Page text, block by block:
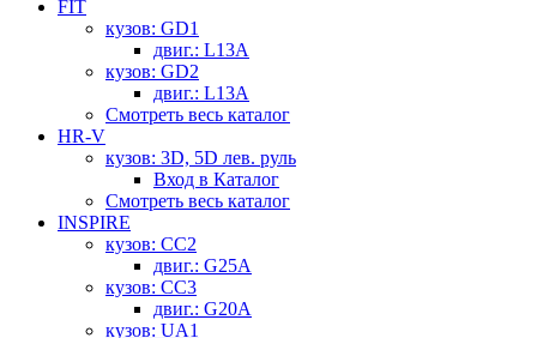
FIT
кузов: GD1
двиг.: L13A
кузов: GD2
двиг.: L13A
Смотреть весь каталог
HR-V
кузов: 3D, 5D лев. руль
Вход в Каталог
Смотреть весь каталог
INSPIRE
кузов: CC2
двиг.: G25A
кузов: CC3
двиг.: G20A
кузов: UA1